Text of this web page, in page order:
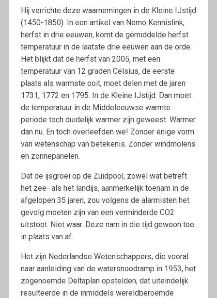
Hij verrichte deze waarnemingen in de Kleine IJstijd
(1450-1850). In een artikel van Nemo Kennislink,
herfst in drie eeuwen, komt de gemiddelde herfst
temperatuur in de laatste drie eeuwen aan de orde.
Het blijkt dat de herfst van 2005, met een
temperatuur van 12 graden Celsius, de eerste
plaats als warmste ooit, moet delen met de jaren
1731, 1772 en 1795. In de Kleine IJstijd. Dan moet
de temperatuur in de Middeleeuwse warmte
periode toch duidelijk warmer zijn geweest. Warmer
dan nu. En toch overleefden we! Zonder enige vorm
van wetenschap van betekenis. Zonder windmolens
en zonnepanelen.
Dat de ijsgroei op de Zuidpool, zowel wat betreft
het zee- als het landijs, aanmerkelijk toenam in de
afgelopen 35 jaren, zou volgens de alarmisten het
gevolg moeten zijn van een verminderde CO2
uitstoot. Niet waar. Deze nam in die tijd gewoon toe
in plaats van af.
Het zijn Nederlandse Wetenschappers, die vooral
naar aanleiding van de watersnoodramp in 1953, het
zogenoemde Deltaplan opstelden, dat uiteindelijk
resulteerde in de inmiddels wereldberoemde